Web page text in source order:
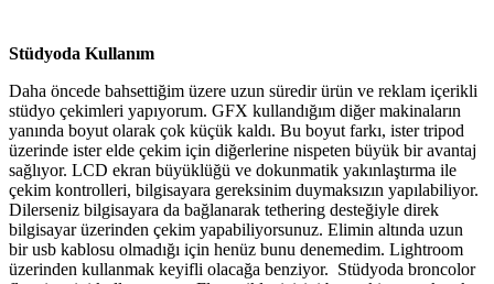
Stüdyoda Kullanım
Daha öncede bahsettiğim üzere uzun süredir ürün ve reklam içerikli
stüdyo çekimleri yapıyorum. GFX kullandığım diğer makinaların
yanında boyut olarak çok küçük kaldı. Bu boyut farkı, ister tripod
üzerinde ister elde çekim için diğerlerine nispeten büyük bir avantaj
sağlıyor. LCD ekran büyüklüğü ve dokunmatik yakınlaştırma ile
çekim kontrolleri, bilgisayara gereksinim duymaksızın yapılabiliyor.
Dilerseniz bilgisayara da bağlanarak tethering desteğiyle direk
bilgisayar üzerinden çekim yapabiliyorsunuz. Elimin altında uzun
bir usb kablosu olmadığı için henüz bunu denemedim. Lightroom
üzerinden kullanmak keyifli olacağa benziyor. Stüdyoda broncolor